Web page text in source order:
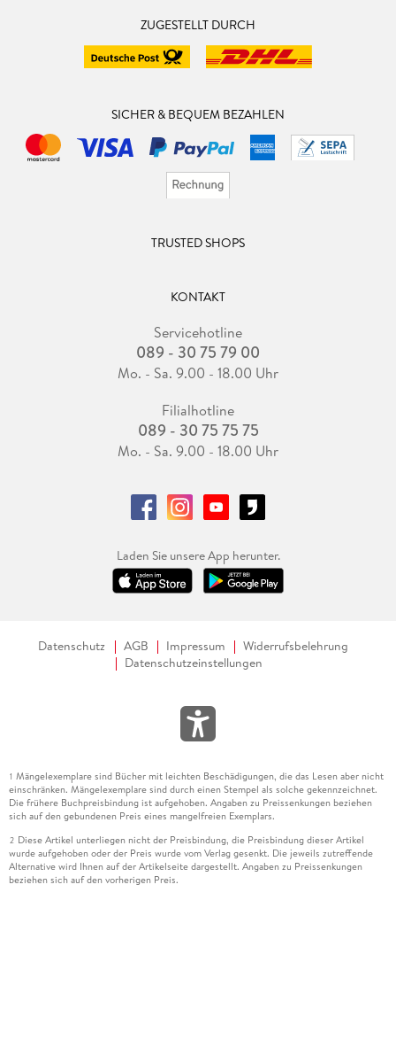
ZUGESTELLT DURCH
SICHER & BEQUEM BEZAHLEN
TRUSTED SHOPS
KONTAKT
Servicehotline
089 - 30 75 79 00
Mo. - Sa. 9.00 - 18.00 Uhr
Filialhotline
089 - 30 75 75 75
Mo. - Sa. 9.00 - 18.00 Uhr
Laden Sie unsere App herunter.
Datenschutz AGB Impressum
Widerrufsbelehrung
Datenschutzeinstellungen
1 Mängelexemplare sind Bücher mit leichten Beschädigungen, die das Lesen aber nicht
einschränken. Mängelexemplare sind durch einen Stempel als solche gekennzeichnet.
Die frühere Buchpreisbindung ist aufgehoben. Angaben zu Preissenkungen beziehen
sich auf den gebundenen Preis eines mangelfreien Exemplars.
2 Diese Artikel unterliegen nicht der Preisbindung, die Preisbindung dieser Artikel
wurde aufgehoben oder der Preis wurde vom Verlag gesenkt. Die jeweils zutreffende
Alternative wird Ihnen auf der Artikelseite dargestellt. Angaben zu Preissenkungen
beziehen sich auf den vorherigen Preis.